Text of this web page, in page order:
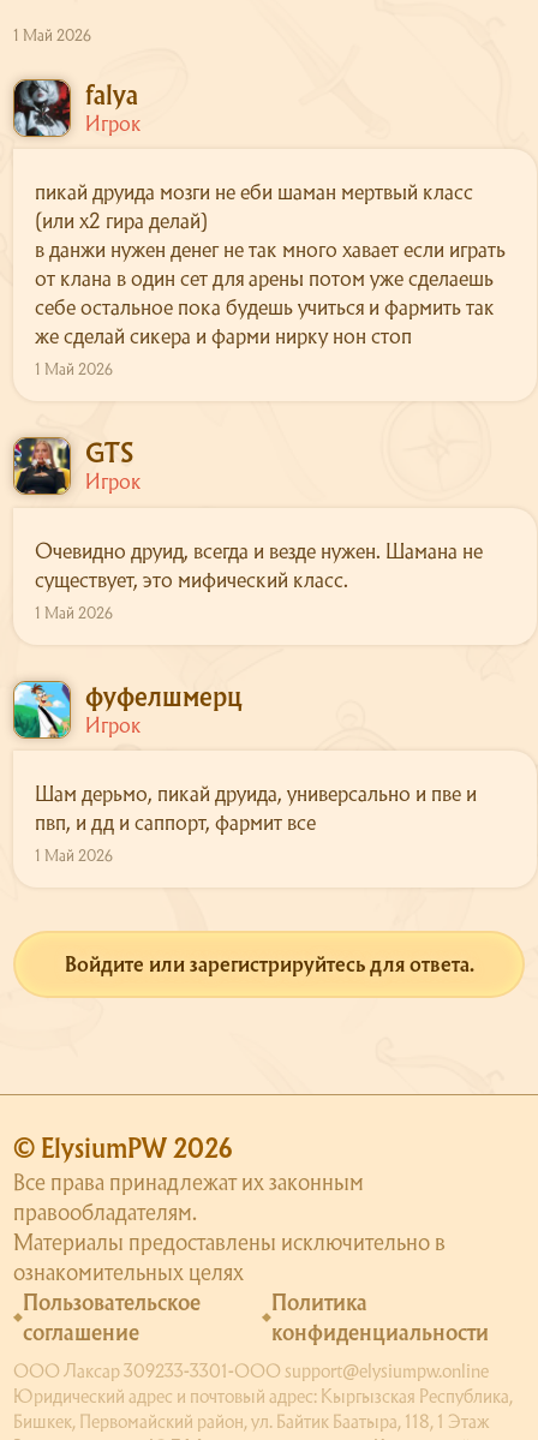
Форум
О сервере
Скачать
Поддержка
1 Май 2026
falya
Игрок
пикай друида мозги не еби шаман мертвый класс
(или х2 гира делай)
в данжи нужен денег не так много хавает если играть
от клана в один сет для арены потом уже сделаешь
себе остальное пока будешь учиться и фармить так
же сделай сикера и фарми нирку нон стоп
1 Май 2026
GTS
Игрок
Очевидно друид, всегда и везде нужен. Шамана не
существует, это мифический класс.
1 Май 2026
фуфелшмерц
Игрок
Шам дерьмо, пикай друида, универсально и пве и
пвп, и дд и саппорт, фармит все
1 Май 2026
Войдите или зарегистрируйтесь для ответа.
© ElysiumPW 2026
Все права принадлежат их законным
правообладателям.
Материалы предоставлены исключительно в
ознакомительных целях
Пользовательское
соглашение
Политика
конфиденциальности
ООО Лаксар 309233-3301-ООО support@elysiumpw.online
Юридический адрес и почтовый адрес: Кыргызская Республика,
Бишкек, Первомайский район, ул. Байтик Баатыра, 118, 1 Этаж